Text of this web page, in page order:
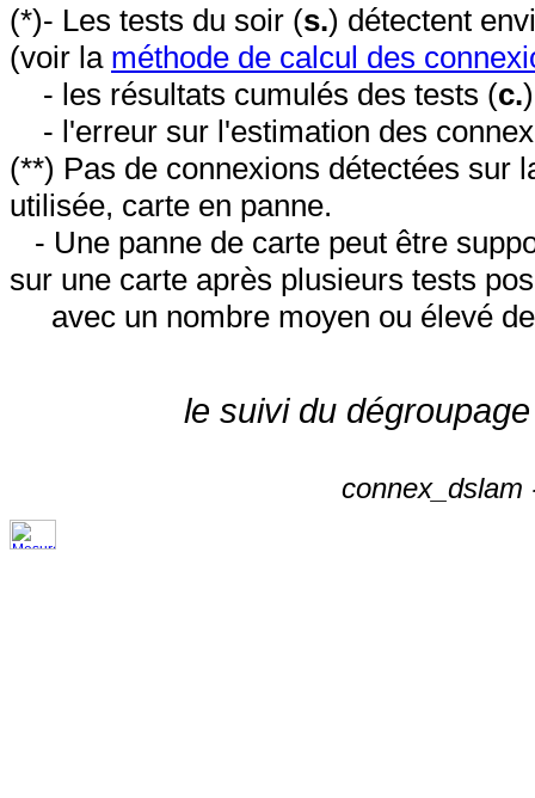
(*)- Les tests du soir (s.) détectent
(voir la méthode de calcul des
- les résultats cumulés des tests (c.
- l'erreur sur l'estimation des
(**) Pas de connexions détectées sur
utilisée, carte en panne.
- Une panne de carte peut être
sur une carte après plusieurs tests
avec un nombre moyen ou élevé
le suivi du
connex_dslam